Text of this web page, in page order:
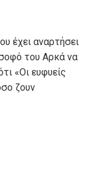
έχει αναρτήσει
του Αρκά να
«Οι ευφυείς
ζουν